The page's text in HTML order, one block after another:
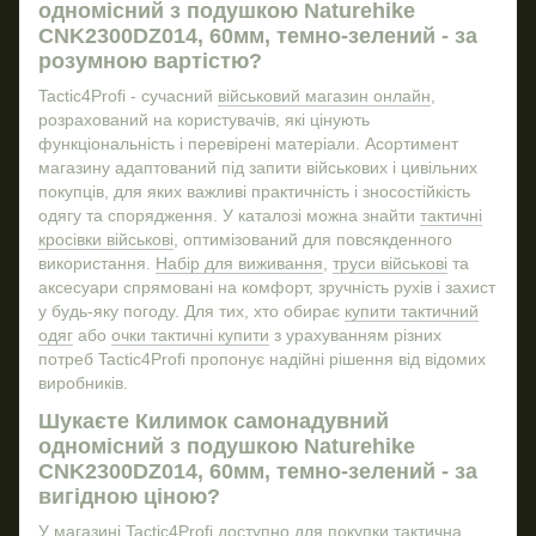
Шолом
Військовий набір для виживання
Куртки військові
Тактичний блокнот зсу купити
Друк на футболці
Окуляри захисні купити
Військові подарунки
Тактичні панами
Купити мішень
Гравіювання на ножі
Мачете ніж
Шапка для військових
Тактичне спорядження купити
Військові фляги
Обкладинка для посвідчення офіцера
Зимові тактичні берці
одномісний з подушкою Naturehike
CNK2300DZ014, 60мм, темно-зелений - за
розумною вартістю?
Tactic4Profi - сучасний військовий магазин онлайн,
розрахований на користувачів, які цінують
функціональність і перевірені матеріали. Асортимент
магазину адаптований під запити військових і цивільних
покупців, для яких важливі практичність і зносостійкість
одягу та спорядження. У каталозі можна знайти тактичні
кросівки військові, оптимізований для повсякденного
використання. Набір для виживання, труси військові та
аксесуари спрямовані на комфорт, зручність рухів і захист
у будь-яку погоду. Для тих, хто обирає купити тактичний
одяг або очки тактичні купити з урахуванням різних
потреб Tactic4Profi пропонує надійні рішення від відомих
виробників.
Шукаєте Килимок самонадувний
одномісний з подушкою Naturehike
CNK2300DZ014, 60мм, темно-зелений - за
вигідною ціною?
У магазині Tactic4Profi доступно для покупки тактична